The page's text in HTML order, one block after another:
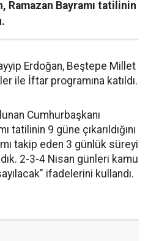
Ramazan Bayramı tatilinin
Erdoğan, Beştepe Millet
ile İftar programına katıldı.
Cumhurbaşkanı
tatilinin 9 güne çıkarıldığını
takip eden 3 günlük süreyi
2-3-4 Nisan günleri kamu
ifadelerini kullandı.